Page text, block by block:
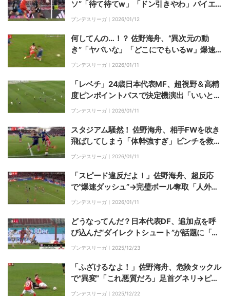
ソ”「待て待てw」「ドン引きやわ」バイエ
ルンFWケイン、“神様コース”を射抜く驚愕
ブンデスリーガ｜ 2026/01/12
何してんの…！？ 佐野海舟、“異次元の動
き”「ヤバいな」「どこにでもいるw」爆速
スピード&驚異的な運動量…ファン驚愕「守
ブンデスリーガ｜ 2026/01/11
「レベチ」24歳日本代表MF、超視野＆高精
度ピンポイントパスで決定機演出「いいとこ
見てた」「まじウマい」圧巻チャンスメイク
ブンデスリーガ｜ 2026/01/11
スタジアム騒然！ 佐野海舟、相手FWを吹き
飛ばしてしまう「体幹強すぎ」ピンチを救
う“強烈ヒップアタック”にファン歓喜「佐野
ブンデスリーガ｜ 2026/01/11
「スピード違反だよ！」佐野海舟、超反応
で“爆速ダッシュ”→完璧ボール奪取「人外や
ん」衝撃スピードにファン驚愕
ブンデスリーガ｜ 2026/01/11
どうなってんだ？日本代表DF、追加点を呼
び込んだ“ダイレクトシュート”が話題に「狙
ったなら天才」「アシストつけてください」
ブンデスリーガ｜ 2025/12/23
「ふざけるなよ！」佐野海舟、危険タックル
で”異変”「これ悪質だろ」足首グネリ→ピッ
チ上で激痛悶絶…ファン悲鳴
ブンデスリーガ｜ 2025/12/22